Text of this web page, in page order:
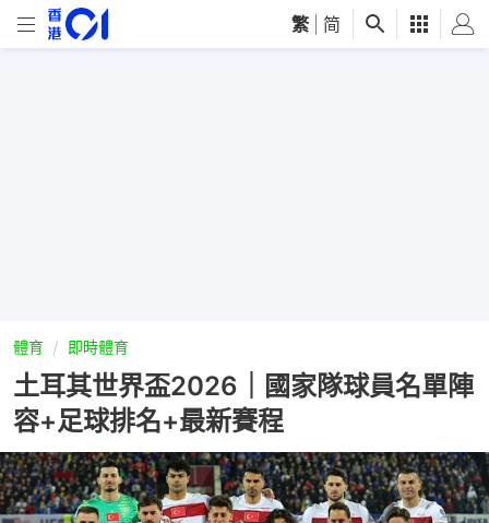
繁 简
體育 即時體育
土耳其世界盃2026｜國家隊球員名單陣
容+足球排名+最新賽程